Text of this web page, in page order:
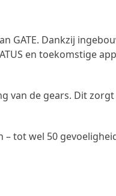
GATE. Dankzij
en toekomstige
van de gears. Dit
tot wel 50